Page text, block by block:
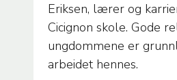
Eriksen, lærer og
Cicignon skole. Gode
ungdommene er
arbeidet hennes.